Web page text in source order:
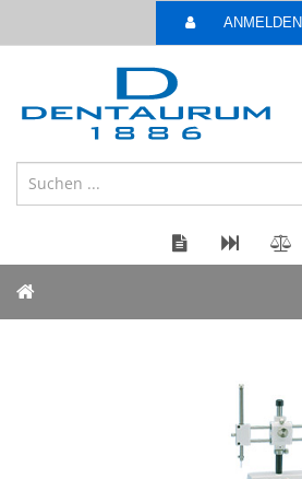
ANMELDEN